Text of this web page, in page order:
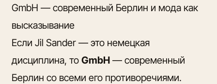
GmbH — современный Берлин и мода как
высказывание
Если Jil Sander — это немецкая
дисциплина, то GmbH — современный
Берлин со всеми его противоречиями.